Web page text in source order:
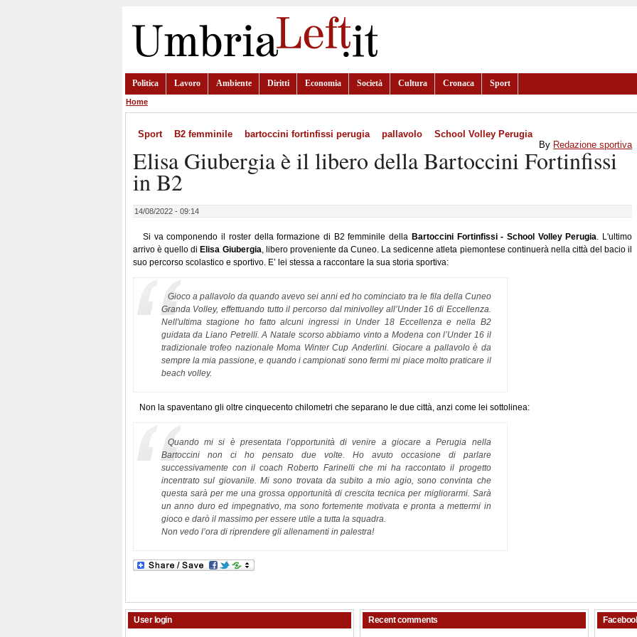
Politica Lavoro Ambiente Diritti Economia Società Cultura Cronaca Sport
Home
Sport B2 femminile bartoccini fortinfissi perugia pallavolo
School Volley Perugia
By Redazione sportiva
Elisa Giubergia è il libero della Bartoccini Fortinfissi
in B2
14/08/2022 - 09:14
Si va componendo il roster della formazione di B2 femminile della Bartoccini Fortinfissi - School Volley Perugia. L'ultimo
arrivo è quello di Elisa Giubergia, libero proveniente da Cuneo. La sedicenne atleta piemontese continuerà nella città del bacio il
suo percorso scolastico e sportivo. E’ lei stessa a raccontare la sua storia sportiva:
Gioco a pallavolo da quando avevo sei anni ed ho cominciato tra le fila della Cuneo
Granda Volley, effettuando tutto il percorso dal minivolley all’Under 16 di Eccellenza.
Nell'ultima stagione ho fatto alcuni ingressi in Under 18 Eccellenza e nella B2
guidata da Liano Petrelli. A Natale scorso abbiamo vinto a Modena con l’Under 16 il
tradizionale trofeo nazionale Moma Winter Cup Anderlini. Giocare a pallavolo è da
sempre la mia passione, e quando i campionati sono fermi mi piace molto praticare il
beach volley.
Non la spaventano gli oltre cinquecento chilometri che separano le due città, anzi come lei sottolinea:
Quando mi si è presentata l’opportunità di venire a giocare a Perugia nella
Bartoccini non ci ho pensato due volte. Ho avuto occasione di parlare
successivamente con il coach Roberto Farinelli che mi ha raccontato il progetto
incentrato sul giovanile. Mi sono trovata da subito a mio agio, sono convinta che
questa sarà per me una grossa opportunità di crescita tecnica per migliorarmi. Sarà
un anno duro ed impegnativo, ma sono fortemente motivata e pronta a mettermi in
gioco e darò il massimo per essere utile a tutta la squadra.
Non vedo l’ora di riprendere gli allenamenti in palestra!
User login Recent comments